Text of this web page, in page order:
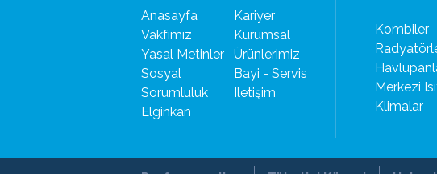
Anasayfa
Vakfımız
Yasal Metinler
Sosyal
Sorumluluk
Elginkan
Kariyer
Kurumsal
Ürünlerimiz
Bayi - Servis
Iletişim
Kombiler
Merkezi
Klimalar